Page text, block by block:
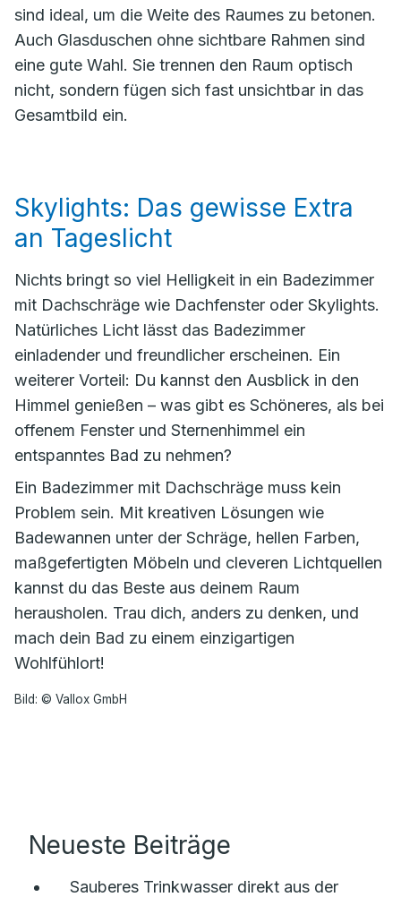
sind ideal, um die Weite des Raumes zu betonen.
Auch Glasduschen ohne sichtbare Rahmen sind
eine gute Wahl. Sie trennen den Raum optisch
nicht, sondern fügen sich fast unsichtbar in das
Gesamtbild ein.
Skylights: Das gewisse Extra
an Tageslicht
Nichts bringt so viel Helligkeit in ein Badezimmer
mit Dachschräge wie Dachfenster oder Skylights.
Natürliches Licht lässt das Badezimmer
einladender und freundlicher erscheinen. Ein
weiterer Vorteil: Du kannst den Ausblick in den
Himmel genießen – was gibt es Schöneres, als bei
offenem Fenster und Sternenhimmel ein
entspanntes Bad zu nehmen?
Ein Badezimmer mit Dachschräge muss kein
Problem sein. Mit kreativen Lösungen wie
Badewannen unter der Schräge, hellen Farben,
maßgefertigten Möbeln und cleveren Lichtquellen
kannst du das Beste aus deinem Raum
herausholen. Trau dich, anders zu denken, und
mach dein Bad zu einem einzigartigen
Wohlfühlort!
Bild: © Vallox GmbH
Neueste Beiträge
Sauberes Trinkwasser direkt aus der